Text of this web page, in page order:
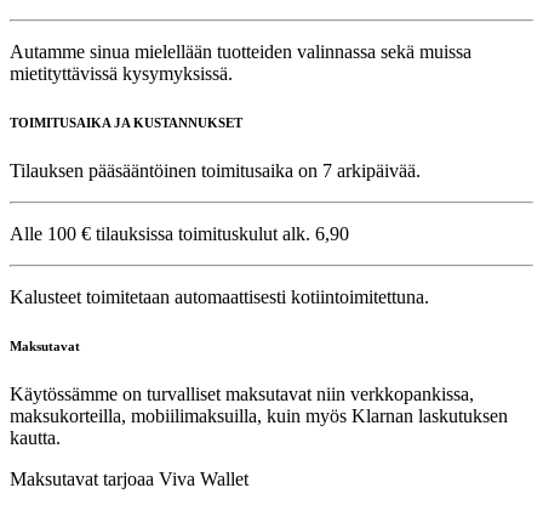
Autamme sinua mielellään tuotteiden valinnassa sekä muissa
mietityttävissä kysymyksissä.
TOIMITUSAIKA JA KUSTANNUKSET
Tilauksen pääsääntöinen toimitusaika on 7 arkipäivää.
Alle 100 € tilauksissa toimituskulut alk. 6,90
Kalusteet toimitetaan automaattisesti kotiintoimitettuna.
Maksutavat
Käytössämme on turvalliset maksutavat niin verkkopankissa,
maksukorteilla, mobiilimaksuilla, kuin myös Klarnan laskutuksen
kautta.
Maksutavat tarjoaa Viva Wallet